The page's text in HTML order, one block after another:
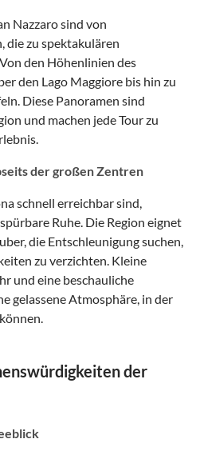
Nazzaro sind von
die zu spektakulären
den Höhenlinien des
den Lago Maggiore bis hin zu
Diese Panoramen sind
und machen jede Tour zu
der großen Zentren
schnell erreichbar sind,
Ruhe. Die Region eignet
die Entschleunigung suchen,
zu verzichten. Kleine
und eine beschauliche
gelassene Atmosphäre, in der
der